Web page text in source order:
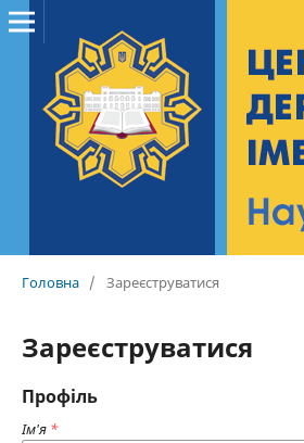
Головна / Зареєструватися
Зареєструватися
Профіль
Ім'я *